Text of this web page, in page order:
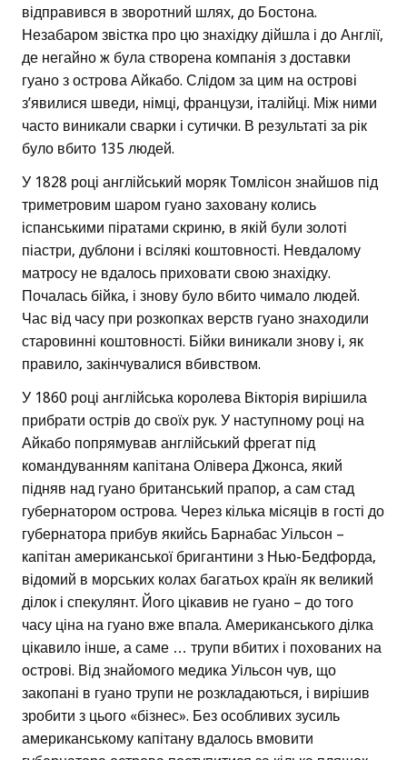
відправився в зворотний шлях, до Бостона.
Незабаром звістка про цю знахідку дійшла і до Англії,
де негайно ж була створена компанія з доставки
гуано з острова Айкабо. Слідом за цим на острові
з’явилися шведи, німці, французи, італійці. Між ними
часто виникали сварки і сутички. В результаті за рік
було вбито 135 людей.
У 1828 році англійський моряк Томлісон знайшов під
триметровим шаром гуано заховану колись
іспанськими піратами скриню, в якій були золоті
піастри, дублони і всілякі коштовності. Невдалому
матросу не вдалось приховати свою знахідку.
Почалась бійка, і знову було вбито чимало людей.
Час від часу при розкопках верств гуано знаходили
старовинні коштовності. Бійки виникали знову і, як
правило, закінчувалися вбивством.
У 1860 році англійська королева Вікторія вирішила
прибрати острів до своїх рук. У наступному році на
Айкабо попрямував англійський фрегат під
командуванням капітана Олівера Джонса, який
підняв над гуано британський прапор, а сам стад
губернатором острова. Через кілька місяців в гості до
губернатора прибув якийсь Барнабас Уільсон –
капітан американської бригантини з Нью-Бедфорда,
відомий в морських колах багатьох країн як великий
ділок і спекулянт. Його цікавив не гуано – до того
часу ціна на гуано вже впала. Американського ділка
цікавило інше, а саме … трупи вбитих і похованих на
острові. Від знайомого медика Уільсон чув, що
закопані в гуано трупи не розкладаються, і вирішив
зробити з цього «бізнес». Без особливих зусиль
американському капітану вдалось вмовити